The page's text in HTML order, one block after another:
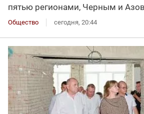
пятью регионами, Черным и
Общество сегодня, 20:44